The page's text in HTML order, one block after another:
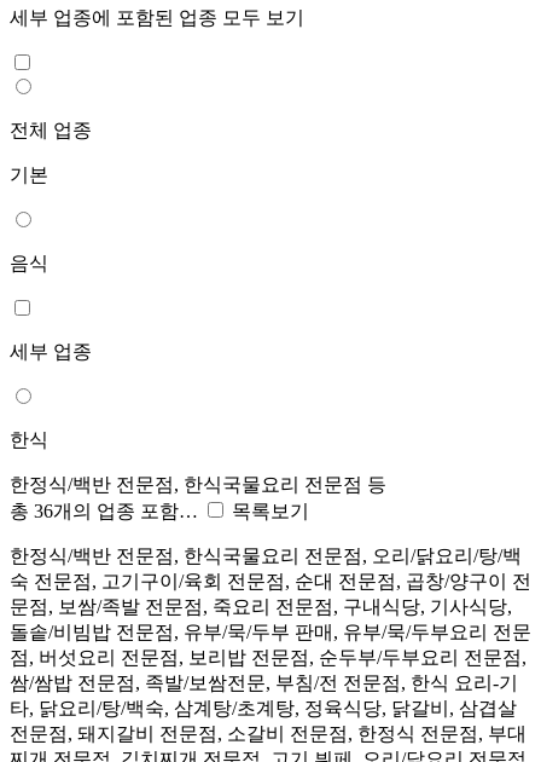
세부 업종에 포함된 업종 모두 보기
전체 업종
기본
음식
세부 업종
한식
한정식/백반 전문점, 한식국물요리 전문점 등
총 36개의 업종 포함…
목록보기
한정식/백반 전문점, 한식국물요리 전문점, 오리/닭요리/탕/백
숙 전문점, 고기구이/육회 전문점, 순대 전문점, 곱창/양구이 전
문점, 보쌈/족발 전문점, 죽요리 전문점, 구내식당, 기사식당,
돌솥/비빔밥 전문점, 유부/묵/두부 판매, 유부/묵/두부요리 전문
점, 버섯요리 전문점, 보리밥 전문점, 순두부/두부요리 전문점,
쌈/쌈밥 전문점, 족발/보쌈전문, 부침/전 전문점, 한식 요리-기
타, 닭요리/탕/백숙, 삼계탕/초계탕, 정육식당, 닭갈비, 삼겹살
전문점, 돼지갈비 전문점, 소갈비 전문점, 한정식 전문점, 부대